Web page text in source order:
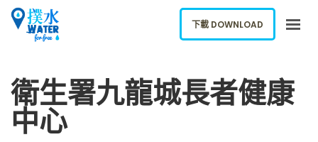
關於我們
下載應用
衛生署九龍城長者健康
中心
下載 DOWNLOAD